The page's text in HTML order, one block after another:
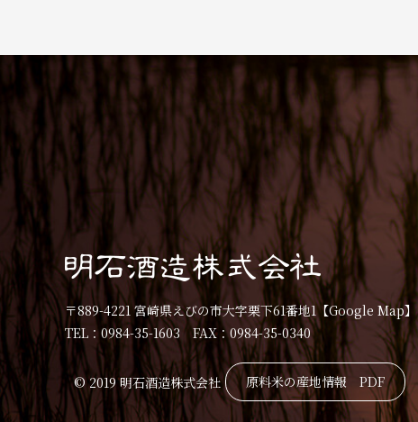
〒889-4221 宮崎県えびの市大字栗下61番地1【Google Map】
TEL：0984-35-1603 FAX：0984-35-0340
© 2019 明石酒造株式会社 原料米の産地情報 PDF